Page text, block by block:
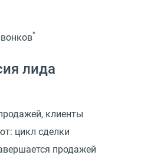
*
лида
клиенты
цикл сделки
продажей